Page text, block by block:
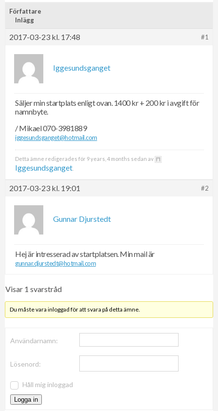
Författare
Inlägg
2017-03-23 kl. 17:48 #1
Iggesundsganget
Säljer min startplats enligt ovan. 1400 kr + 200 kr i avgift för
namnbyte.
/ Mikael 070-3981889
iggesundsganget@hotmail.com
Detta ämne redigerades för 9 years, 4 months sedan av
Iggesundsganget
2017-03-23 kl. 19:01 #2
Gunnar Djurstedt
Hej är intresserad av startplatsen. Min mail är
gunnar.djurstedt@hotmail.com
Visar 1 svarstråd
Du måste vara inloggad för att svara på detta ämne.
Användarnamn:
Lösenord:
Håll mig inloggad
Logga in